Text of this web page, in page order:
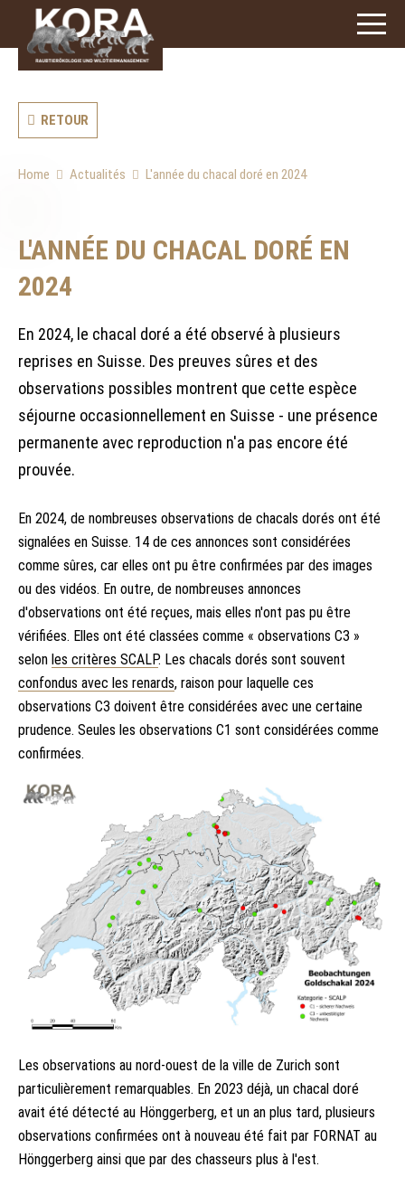
caractères)
RETOUR
Home Actualités L'année du chacal doré en 2024
L'ANNÉE DU CHACAL DORÉ EN
2024
En 2024, le chacal doré a été observé à plusieurs
reprises en Suisse. Des preuves sûres et des
observations possibles montrent que cette espèce
séjourne occasionnellement en Suisse - une présence
permanente avec reproduction n'a pas encore été
prouvée.
En 2024, de nombreuses observations de chacals dorés ont été
signalées en Suisse. 14 de ces annonces sont considérées
comme sûres, car elles ont pu être confirmées par des images
ou des vidéos. En outre, de nombreuses annonces
d'observations ont été reçues, mais elles n'ont pas pu être
vérifiées. Elles ont été classées comme « observations C3 »
selon les critères SCALP. Les chacals dorés sont souvent
confondus avec les renards, raison pour laquelle ces
observations C3 doivent être considérées avec une certaine
prudence. Seules les observations C1 sont considérées comme
confirmées.
Les observations au nord-ouest de la ville de Zurich sont
particulièrement remarquables. En 2023 déjà, un chacal doré
avait été détecté au Hönggerberg, et un an plus tard, plusieurs
observations confirmées ont à nouveau été fait par FORNAT au
Hönggerberg ainsi que par des chasseurs plus à l'est.